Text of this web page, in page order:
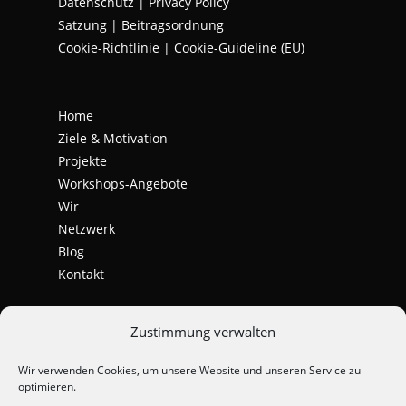
Zustimmung verwalten
Wir verwenden Cookies, um unsere Website und unseren Service zu
optimieren.
Satzung | Beitragsordnung
Cookie-Richtlinie | Cookie-Guideline (EU)
Home
Ziele & Motivation
Projekte
Workshops-Angebote
Wir
Netzwerk
Blog
Kontakt